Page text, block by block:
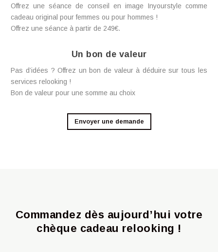
Offrez une séance de conseil en image Inyourstyle comme
cadeau original pour femmes ou pour hommes !
Offrez une séance à partir de 249€.
Un bon de valeur
Pas d’idées ? Offrez un bon de valeur à déduire sur tous les
services relooking !
Bon de valeur pour une somme au choix
Envoyer une demande
Commandez dès aujourd’hui votre
chèque cadeau relooking !
votrestyle !